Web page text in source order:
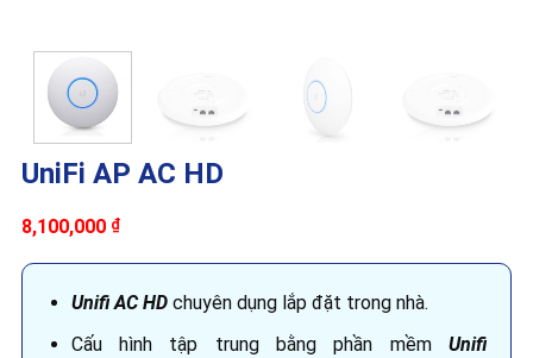
UniFi AP AC HD
8,100,000 ₫
Unifi AC HD chuyên dụng lắp đặt trong nhà.
Cấu hình tập trung bằng phần mềm Unifi